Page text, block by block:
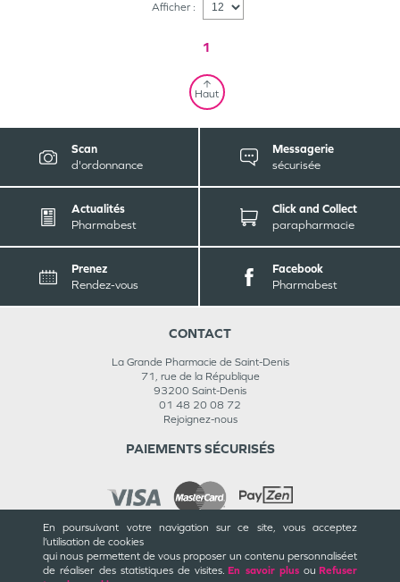
En poursuivant votre navigation sur ce site, vous acceptez
l’utilisation de cookies
qui nous permettent de vous proposer un contenu personnaliséet
de réaliser des statistiques de visites. En savoir plusou Refuser
Afficher :
1
Haut
Scan
d'ordonnance
Messagerie
sécurisée
Actualités
Pharmabest
Click and Collect
parapharmacie
Prenez
Rendez-vous
Facebook
Pharmabest
CONTACT
La Grande Pharmacie de Saint-Denis
71, rue de la République
93200 Saint-Denis
01 48 20 08 72
Rejoignez-nous
CGU / CGV
PAIEMENTS SÉCURISÉS